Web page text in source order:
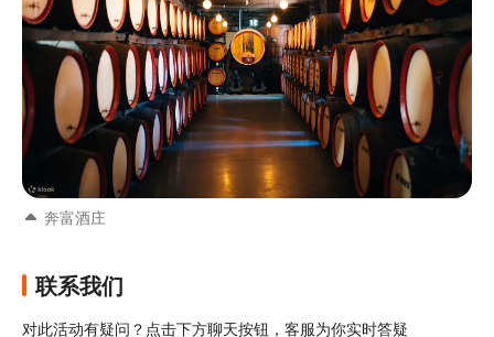
奔富酒庄
联系我们
对此活动有疑问？点击下方聊天按钮，客服为你实时答疑